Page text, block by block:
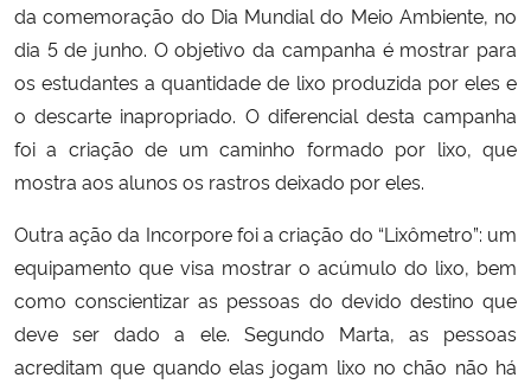
Secretaria de Governo
Gabinete de Segurança Institucional
Advocacia-Geral da União
Planalto
da comemoração do Dia Mundial do Meio Ambiente, no
dia 5 de junho. O objetivo da campanha é mostrar para
os estudantes a quantidade de lixo produzida por eles e
o descarte inapropriado. O diferencial desta campanha
foi a criação de um caminho formado por lixo, que
mostra aos alunos os rastros deixado por eles.
Outra ação da Incorpore foi a criação do “Lixômetro”: um
equipamento que visa mostrar o acúmulo do lixo, bem
como conscientizar as pessoas do devido destino que
deve ser dado a ele. Segundo Marta, as pessoas
acreditam que quando elas jogam lixo no chão não há